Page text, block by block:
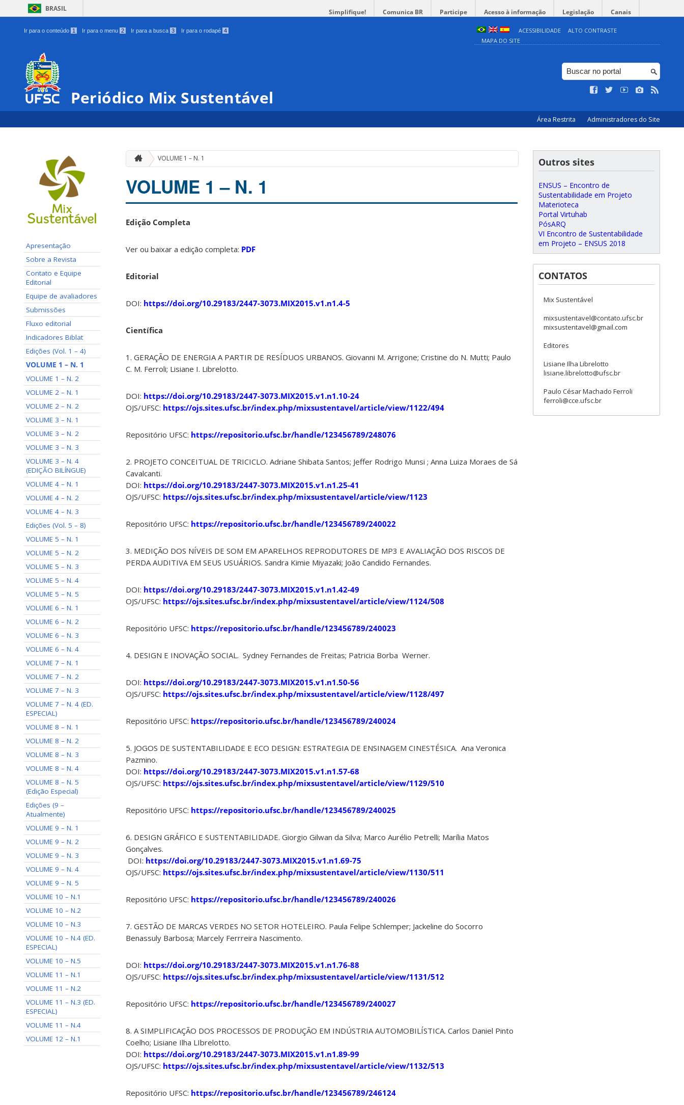
BRASIL Simplifique! Comunica BR Participe Acesso à informação Legislação Canais
Ir para o conteúdo 1 Ir para o menu 2 Ir para a busca 3 Ir para o rodapé 4 ACESSIBILIDADE
ALTO CONTRASTE
MAPA DO SITE
Periódico Mix Sustentável
Área Restrita Administradores do Site
Apresentação
Sobre a Revista
Contato e Equipe
Editorial
Equipe de avaliadores
Submissões
Fluxo editorial
Indicadores Biblat
Edições (Vol. 1 – 4)
VOLUME 1 – N. 1
VOLUME 1 – N. 2
VOLUME 2 – N. 1
VOLUME 2 – N. 2
VOLUME 3 – N. 1
VOLUME 3 – N. 2
VOLUME 3 – N. 3
VOLUME 3 – N. 4
(EDIÇÃO BILÍNGUE)
VOLUME 4 – N. 1
VOLUME 4 – N. 2
VOLUME 4 – N. 3
Edições (Vol. 5 – 8)
VOLUME 5 – N. 1
VOLUME 5 – N. 2
VOLUME 5 – N. 3
VOLUME 5 – N. 4
VOLUME 5 – N. 5
VOLUME 6 – N. 1
VOLUME 6 – N. 2
VOLUME 6 – N. 3
VOLUME 6 – N. 4
VOLUME 7 – N. 1
VOLUME 7 – N. 2
VOLUME 7 – N. 3
VOLUME 7 – N. 4 (ED.
ESPECIAL)
VOLUME 8 – N. 1
VOLUME 8 – N. 2
VOLUME 8 – N. 3
VOLUME 8 – N. 4
VOLUME 8 – N. 5
(Edição Especial)
Edições (9 –
Atualmente)
VOLUME 9 – N. 1
VOLUME 9 – N. 2
VOLUME 9 – N. 3
VOLUME 9 – N. 4
VOLUME 9 – N. 5
VOLUME 10 – N.1
VOLUME 10 – N.2
VOLUME 10 – N.3
VOLUME 10 – N.4 (ED.
ESPECIAL)
VOLUME 10 – N.5
VOLUME 11 – N.1
VOLUME 11 – N.2
VOLUME 11 – N.3 (ED.
ESPECIAL)
VOLUME 11 – N.4
VOLUME 12 – N.1
VOLUME 1 – N. 1
VOLUME 1 – N. 1
Edição Completa
Ver ou baixar a edição completa: PDF
Editorial
DOI: https://doi.org/10.29183/2447-3073.MIX2015.v1.n1.4-5
Científica
1. GERAÇÃO DE ENERGIA A PARTIR DE RESÍDUOS URBANOS. Giovanni M. Arrigone; Cristine do N. Mutti; Paulo
C. M. Ferroli; Lisiane I. Librelotto.
DOI: https://doi.org/10.29183/2447-3073.MIX2015.v1.n1.10-24
OJS/UFSC: https://ojs.sites.ufsc.br/index.php/mixsustentavel/article/view/1122/494
Repositório UFSC: https://repositorio.ufsc.br/handle/123456789/248076
2. PROJETO CONCEITUAL DE TRICICLO. Adriane Shibata Santos; Jeffer Rodrigo Munsi ; Anna Luiza Moraes de Sá
Cavalcanti.
DOI: https://doi.org/10.29183/2447-3073.MIX2015.v1.n1.25-41
OJS/UFSC: https://ojs.sites.ufsc.br/index.php/mixsustentavel/article/view/1123
Repositório UFSC: https://repositorio.ufsc.br/handle/123456789/240022
3. MEDIÇÃO DOS NÍVEIS DE SOM EM APARELHOS REPRODUTORES DE MP3 E AVALIAÇÃO DOS RISCOS DE
PERDA AUDITIVA EM SEUS USUÁRIOS. Sandra Kimie Miyazaki; João Candido Fernandes.
DOI: https://doi.org/10.29183/2447-3073.MIX2015.v1.n1.42-49
OJS/UFSC: https://ojs.sites.ufsc.br/index.php/mixsustentavel/article/view/1124/508
Repositório UFSC: https://repositorio.ufsc.br/handle/123456789/240023
4. DESIGN E INOVAÇÃO SOCIAL. Sydney Fernandes de Freitas; Patricia Borba Werner.
DOI: https://doi.org/10.29183/2447-3073.MIX2015.v1.n1.50-56
OJS/UFSC: https://ojs.sites.ufsc.br/index.php/mixsustentavel/article/view/1128/497
Repositório UFSC: https://repositorio.ufsc.br/handle/123456789/240024
5. JOGOS DE SUSTENTABILIDADE E ECO DESIGN: ESTRATEGIA DE ENSINAGEM CINESTÉSICA. Ana Veronica
Pazmino.
DOI: https://doi.org/10.29183/2447-3073.MIX2015.v1.n1.57-68
OJS/UFSC: https://ojs.sites.ufsc.br/index.php/mixsustentavel/article/view/1129/510
Repositório UFSC: https://repositorio.ufsc.br/handle/123456789/240025
6. DESIGN GRÁFICO E SUSTENTABILIDADE. Giorgio Gilwan da Silva; Marco Aurélio Petrelli; Marília Matos
Gonçalves.
DOI: https://doi.org/10.29183/2447-3073.MIX2015.v1.n1.69-75
OJS/UFSC: https://ojs.sites.ufsc.br/index.php/mixsustentavel/article/view/1130/511
Repositório UFSC: https://repositorio.ufsc.br/handle/123456789/240026
7. GESTÃO DE MARCAS VERDES NO SETOR HOTELEIRO. Paula Felipe Schlemper; Jackeline do Socorro
Benassuly Barbosa; Marcely Ferrreira Nascimento.
DOI: https://doi.org/10.29183/2447-3073.MIX2015.v1.n1.76-88
OJS/UFSC: https://ojs.sites.ufsc.br/index.php/mixsustentavel/article/view/1131/512
Repositório UFSC: https://repositorio.ufsc.br/handle/123456789/240027
8. A SIMPLIFICAÇÃO DOS PROCESSOS DE PRODUÇÃO EM INDÚSTRIA AUTOMOBILÍSTICA. Carlos Daniel Pinto
Coelho; Lisiane Ilha LIbrelotto.
DOI: https://doi.org/10.29183/2447-3073.MIX2015.v1.n1.89-99
OJS/UFSC: https://ojs.sites.ufsc.br/index.php/mixsustentavel/article/view/1132/513
Repositório UFSC: https://repositorio.ufsc.br/handle/123456789/246124
Outros sites
ENSUS – Encontro de
Sustentabilidade em Projeto
Materioteca
Portal Virtuhab
PósARQ
VI Encontro de Sustentabilidade
em Projeto – ENSUS 2018
CONTATOS
Mix Sustentável
mixsustentavel@contato.ufsc.br
mixsustentavel@gmail.com
Editores
Lisiane Ilha Librelotto
lisiane.librelotto@ufsc.br
Paulo César Machado Ferroli
ferroli@cce.ufsc.br